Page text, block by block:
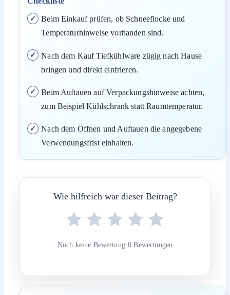
Beim Einkauf prüfen, ob Schneeflocke und
Temperaturhinweise vorhanden sind.
Nach dem Kauf Tiefkühlware zügig nach Hause
bringen und direkt einfrieren.
Beim Auftauen auf Verpackungshinweise achten,
zum Beispiel Kühlschrank statt Raumtemperatur.
Nach dem Öffnen und Auftauen die angegebene
Verwendungsfrist einhalten.
Wie hilfreich war dieser Beitrag?
Noch keine Bewertung·0 Bewertungen